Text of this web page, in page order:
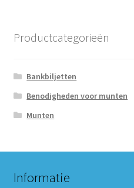
Productcategorieën
Bankbiljetten
Benodigheden voor munten
Munten
Informatie